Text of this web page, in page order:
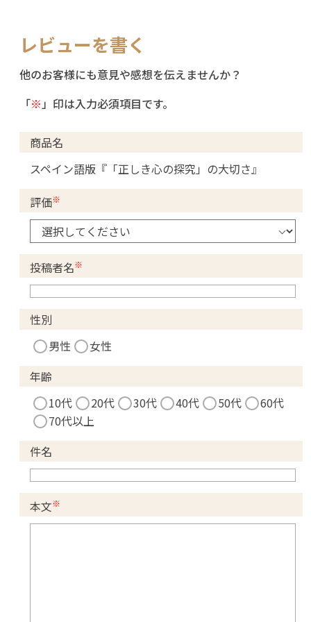
レビューを書く
他のお客様にも意見や感想を伝えませんか？
「※ 」印は入力必須項目です。
商品名
スペイン語版『「正しき心の探究」の大切さ』
評価※
投稿者名※
性別
男性
女性
年齢
10代
20代 30代 40代 50代
60代
70代以上
件名
本文※